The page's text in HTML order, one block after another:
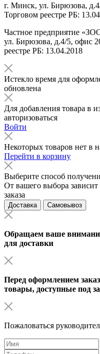
г. Минск, ул. Бирюзова,
Торговом реестре РБ:
Частное предприятие
ул. Бирюзова, д.4/5, офис
реестре РБ: 13.04.2018
Истекло время для
обновлена
Для добавления товара в
авторизоваться
Войти
Некоторых товаров нет в
Перейти в корзину
Выберите способ
От вашего выбора
заказа
Доставка Самовывоз
Обращаем ваше
для доставки
Перед оформлением
товары, доступные под
Пожаловаться